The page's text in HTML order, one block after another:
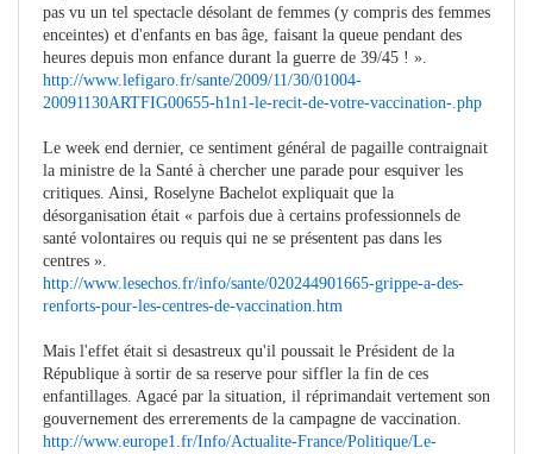
pas vu un tel spectacle désolant de femmes (y compris des femmes
enceintes) et d'enfants en bas âge, faisant la queue pendant des
heures depuis mon enfance durant la guerre de 39/45 ! ».
http://www.lefigaro.fr/sante/2009/11/30/01004-
20091130ARTFIG00655-h1n1-le-recit-de-votre-vaccination-.php
Le week end dernier, ce sentiment général de pagaille contraignait
la ministre de la Santé à chercher une parade pour esquiver les
critiques. Ainsi, Roselyne Bachelot expliquait que la
désorganisation était « parfois due à certains professionnels de
santé volontaires ou requis qui ne se présentent pas dans les
centres ».
http://www.lesechos.fr/info/sante/020244901665-grippe-a-des-
renforts-pour-les-centres-de-vaccination.htm
Mais l'effet était si desastreux qu'il poussait le Président de la
République à sortir de sa reserve pour siffler la fin de ces
enfantillages. Agacé par la situation, il réprimandait vertement son
gouvernement des errerements de la campagne de vaccination.
http://www.europe1.fr/Info/Actualite-France/Politique/Le-